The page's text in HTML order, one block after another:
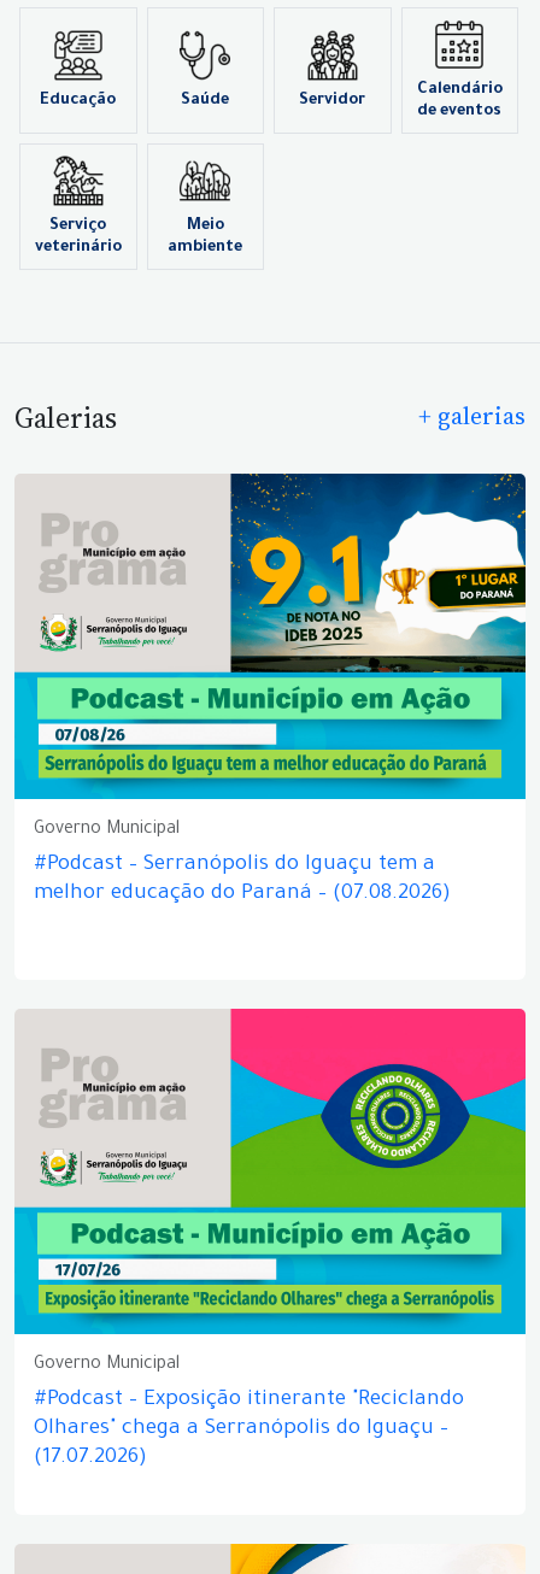
Educação Saúde Servidor
Calendário
de eventos
Serviço
veterinário
Meio
ambiente
Galerias + galerias
Governo Municipal
#Podcast – Serranópolis do Iguaçu tem a
melhor educação do Paraná – (07.08.2026)
Governo Municipal
#Podcast – Exposição itinerante "Reciclando
Olhares" chega a Serranópolis do Iguaçu –
(17.07.2026)